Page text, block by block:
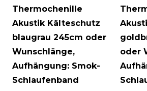
Thermochenille
Akustik Kälteschutz
blaugrau 245cm oder
Wunschlänge,
Aufhängung: Smok-
Schlaufenband
oder